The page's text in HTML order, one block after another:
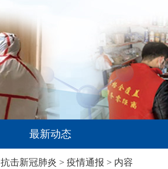
最新动态
抗击新冠肺炎 > 疫情通报 > 内容